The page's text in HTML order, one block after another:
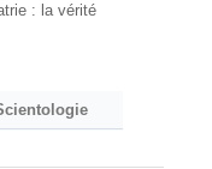
: la vérité